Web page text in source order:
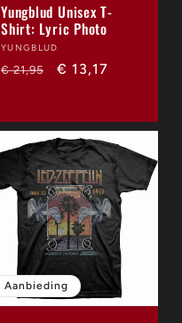
Yungblud Unisex T-
Shirt: Lyric Photo
Verkoper:
YUNGBLUD
Normale
€ 21,95 Aanbiedingsprijs
€ 13,17
Aanbieding